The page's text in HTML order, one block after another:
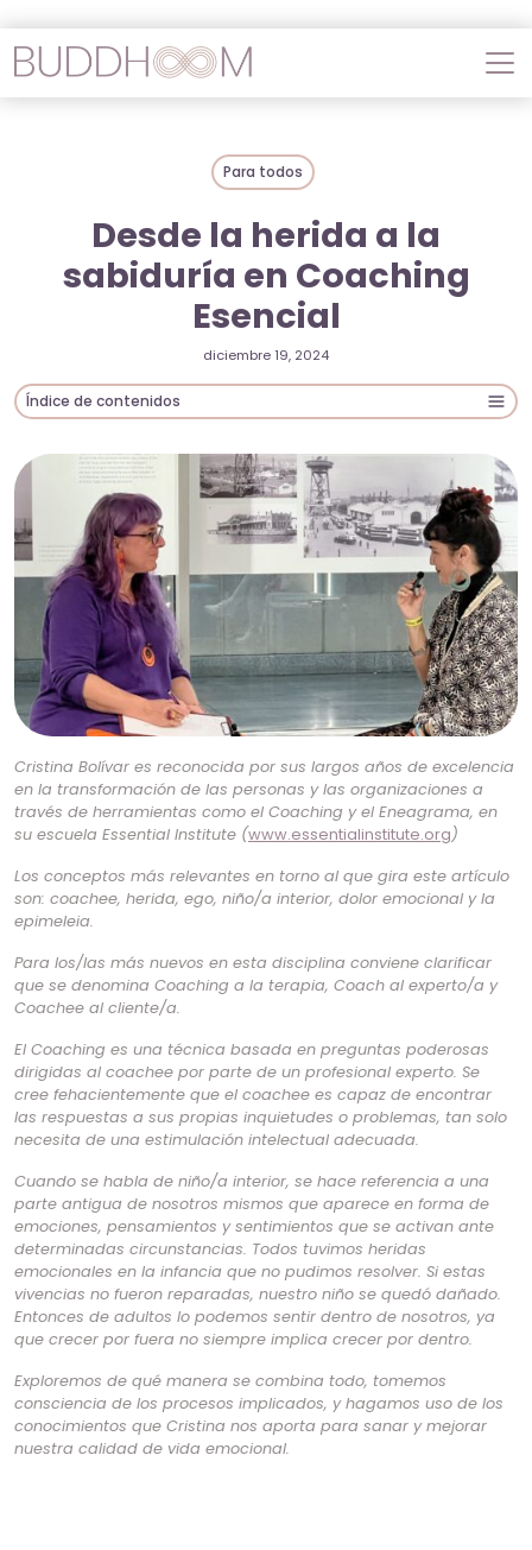
Para todos
Desde la herida a la
sabiduría en Coaching
Esencial
diciembre 19, 2024
Índice de contenidos
Cristina Bolívar es reconocida por sus largos años de excelencia
en la transformación de las personas y las organizaciones a
través de herramientas como el Coaching y el Eneagrama, en
su escuela Essential Institute (www.essentialinstitute.org)
Los conceptos más relevantes en torno al que gira este artículo
son: coachee, herida, ego, niño/a interior, dolor emocional y la
epimeleia.
Para los/las más nuevos en esta disciplina conviene clarificar
que se denomina Coaching a la terapia, Coach al experto/a y
Coachee al cliente/a.
El Coaching es una técnica basada en preguntas poderosas
dirigidas al coachee por parte de un profesional experto. Se
cree fehacientemente que el coachee es capaz de encontrar
las respuestas a sus propias inquietudes o problemas, tan solo
necesita de una estimulación intelectual adecuada.
Cuando se habla de niño/a interior, se hace referencia a una
parte antigua de nosotros mismos que aparece en forma de
emociones, pensamientos y sentimientos que se activan ante
determinadas circunstancias. Todos tuvimos heridas
emocionales en la infancia que no pudimos resolver. Si estas
vivencias no fueron reparadas, nuestro niño se quedó dañado.
Entonces de adultos lo podemos sentir dentro de nosotros, ya
que crecer por fuera no siempre implica crecer por dentro.
Exploremos de qué manera se combina todo, tomemos
consciencia de los procesos implicados, y hagamos uso de los
conocimientos que Cristina nos aporta para sanar y mejorar
nuestra calidad de vida emocional.